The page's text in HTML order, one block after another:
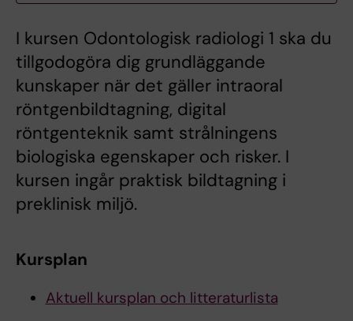
I kursen Odontologisk radiologi 1 ska du
tillgodogöra dig grundläggande
kunskaper när det gäller intraoral
röntgenbildtagning, digital
röntgenteknik samt strålningens
biologiska egenskaper och risker. I
kursen ingår praktisk bildtagning i
preklinisk miljö.
Kursplan
Aktuell kursplan och litteraturlista